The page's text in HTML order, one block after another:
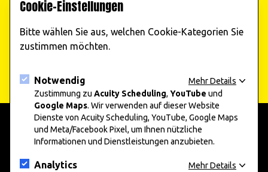
Veranstaltungen!
Jetzt abonnieren
add art 2025
Unternehmen und Kunst 2025
Informationen
Cookie-Einstellungen
Bitte wählen Sie aus, welchen Cookie-Kategorien Sie
zustimmen möchten.
Notwendig
Mehr Details
Zustimmung zu Acuity Scheduling, YouTube und
Google Maps. Wir verwenden auf dieser Website
Dienste von Acuity Scheduling, YouTube, Google Maps
und Meta/Facebook Pixel, um Ihnen nützliche
Informationen und Dienstleistungen anzubieten.
Analytics
Mehr Details